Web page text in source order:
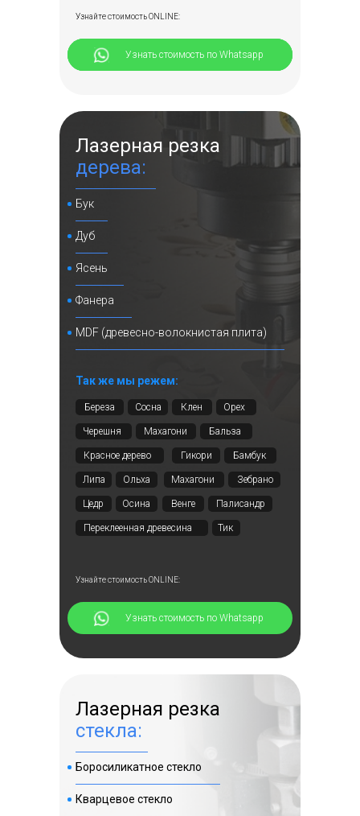
⠀⠀⠀⠀Узнать стоимость по Whatsapp
Узнайте стоимость ONLINE:
Лазерная резка
дерева:
⠀⠀⠀⠀Узнать стоимость по Whatsapp
Узнайте стоимость ONLINE:
Лазерная резка
стекла:
Бук
Дуб
Ясень
Фанера
MDF (древесно-волокнистая плита)
Боросиликатное стекло
Кварцевое стекло
Береза Сосна Клен Орех
Черешня Махагони Бальза
Махагони
Красное дерево
Тик
Гикори
Липа Ольха
Так же мы режем:
Цедр Осина Палисандр
Зебрано
Бамбук
Венге
Переклеенная древесина
Кассеты из
алюминия
Перфорированные
кассеты
+5 фото
+7 фото
+6 фото
Промышленая зона, строение 1
Смотреть⠀⠀
Смотреть⠀⠀